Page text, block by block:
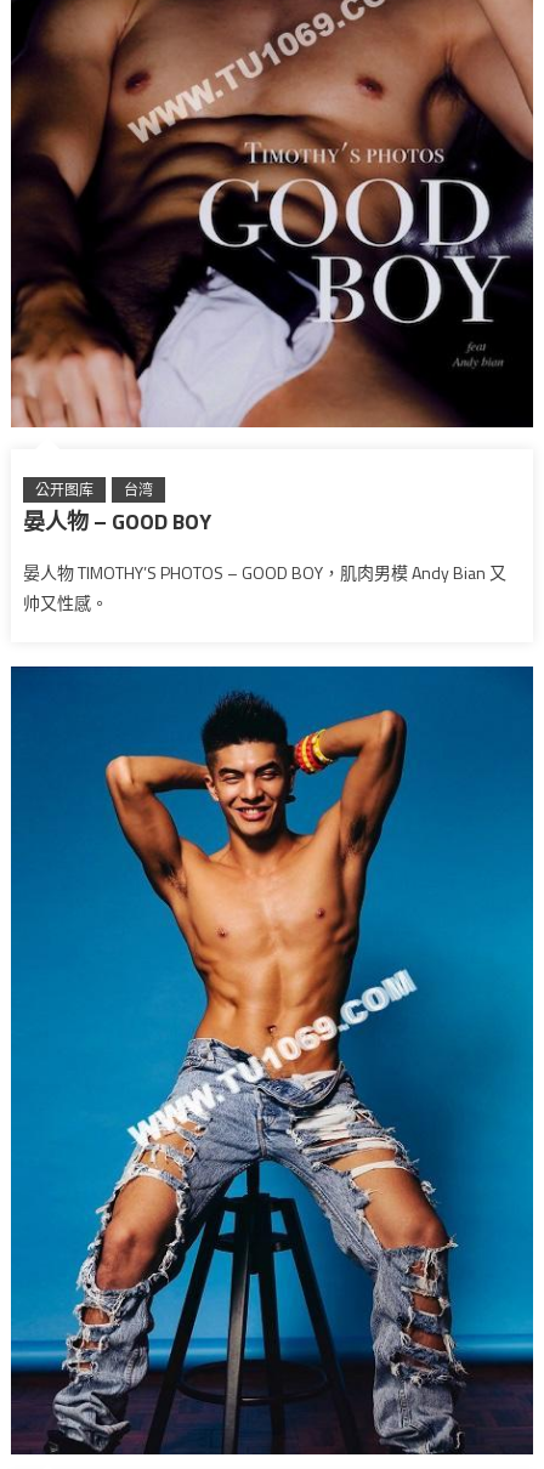
公开图库 台湾
晏人物 – GOOD BOY
晏人物 TIMOTHY’S PHOTOS – GOOD BOY，肌肉男模 Andy Bian 又
帅又性感。